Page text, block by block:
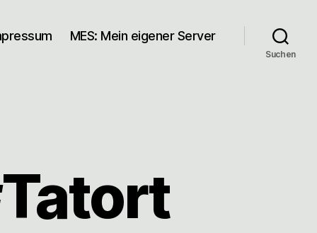
MES: Mein eigener Server
Suchen